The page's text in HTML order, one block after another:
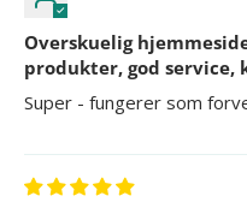
Overskuelig
produkter, god service,
Super - fungerer som